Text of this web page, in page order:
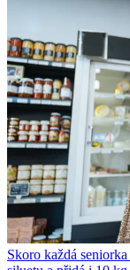
Skoro každá